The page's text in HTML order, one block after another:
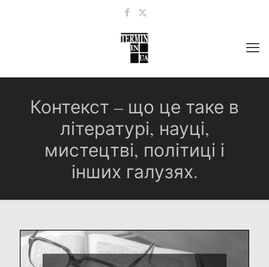
Контекст – що це таке в
літературі, науці,
мистецтві, політиці і
інших галузях.